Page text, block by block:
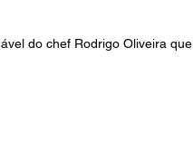
do chef Rodrigo Oliveira que